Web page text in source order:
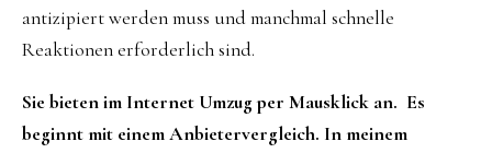
antizipiert werden muss und manchmal schnelle
Reaktionen erforderlich sind.
Sie bieten im Internet Umzug per Mausklick an. Es
beginnt mit einem Anbietervergleich. In meinem